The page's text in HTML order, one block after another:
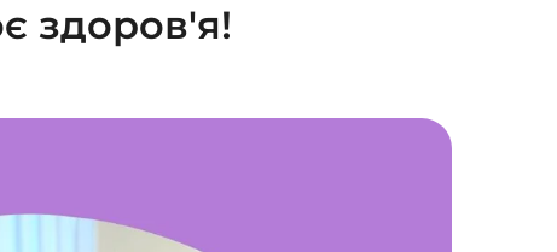
здоров'я!